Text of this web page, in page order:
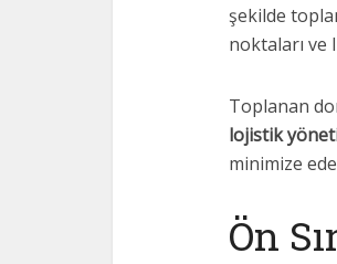
şekilde
noktaları ve
Toplanan
lojistik
minimize
Ön